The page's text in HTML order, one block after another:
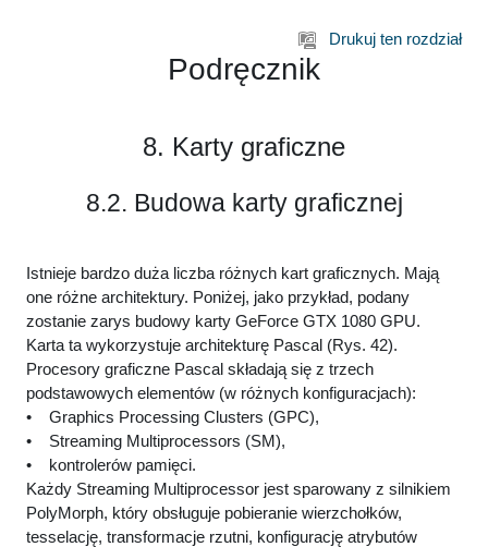
Drukuj ten rozdział
Podręcznik
8. Karty graficzne
8.2. Budowa karty graficznej
Istnieje bardzo duża liczba różnych kart graficznych. Mają
one różne architektury. Poniżej, jako przykład, podany
zostanie zarys budowy karty GeForce GTX 1080 GPU.
Karta ta wykorzystuje architekturę Pascal (Rys. 42).
Procesory graficzne Pascal składają się z trzech
podstawowych elementów (w różnych konfiguracjach):
• Graphics Processing Clusters (GPC),
• Streaming Multiprocessors (SM),
• kontrolerów pamięci.
Każdy Streaming Multiprocessor jest sparowany z silnikiem
PolyMorph, który obsługuje pobieranie wierzchołków,
tesselację, transformacje rzutni, konfigurację atrybutów